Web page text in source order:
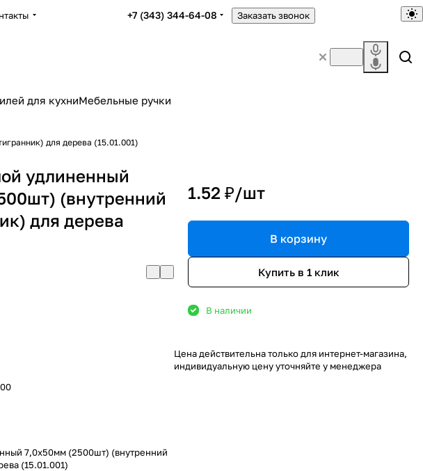
+7 (343) 344-64-08 Заказать звонок
для кухниМебельные ручки
для дерева (15.01.001)
удлиненный
(внутренний
для дерева
7,0х50мм (2500шт) (внутренний
(15.01.001)
1.52 ₽/шт
В корзину
Купить в 1 клик
В наличии
Цена действительна только для интернет-магазина,
индивидуальную цену уточняйте у менеджера